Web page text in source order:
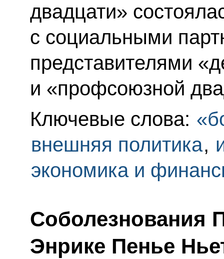
двадцати»
с социальными
представителями
и «профсоюзной
Ключевые слова:
внешняя политика,
экономика и
Соболезнования
Энрике Пенье